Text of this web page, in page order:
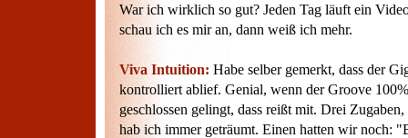
War ich wirklich so gut? Jeden Tag läuft ein
schau ich es mir an, dann weiß ich mehr.
Viva Intuition: Habe selber gemerkt, dass der
kontrolliert ablief. Genial, wenn der Groove 100%
geschlossen gelingt, dass reißt mit. Drei
hab ich immer geträumt. Einen hatten wir noch: